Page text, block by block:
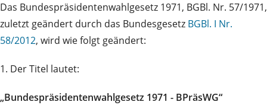
Das Bundespräsidentenwahlgesetz 1971, BGBl. Nr. 57/1971,
zuletzt geändert durch das Bundesgesetz BGBl. I Nr.
58/2012, wird wie folgt geändert:
1. Der Titel lautet:
„Bundespräsidentenwahlgesetz 1971 - BPräsWG“